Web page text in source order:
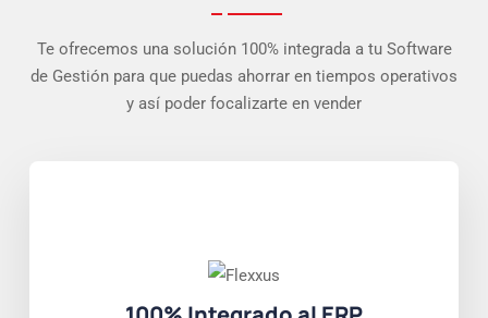
Te ofrecemos una solución 100% integrada a tu Software
de Gestión para que puedas ahorrar en tiempos operativos
y así poder focalizarte en vender